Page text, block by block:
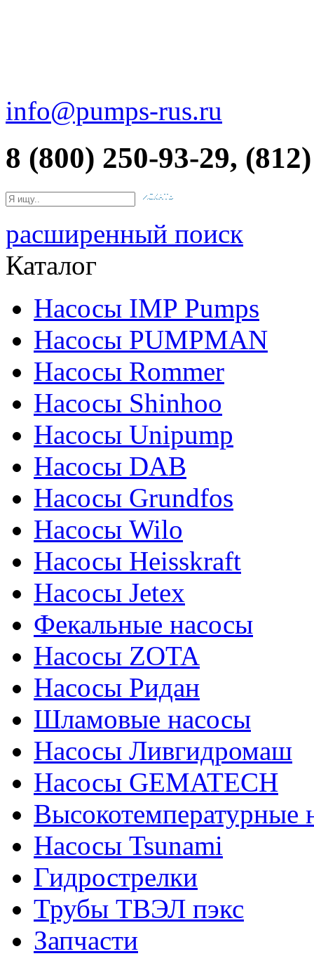
info@pumps-rus.ru
8 (800) 250-93-29,
расширенный поиск
Каталог
Насосы IMP Pumps
Насосы PUMPMAN
Насосы Rommer
Насосы Shinhoo
Насосы Unipump
Насосы DAB
Насосы Grundfos
Насосы Wilo
Насосы Heisskraft
Насосы Jetex
Фекальные насосы
Насосы ZOTA
Насосы Ридан
Шламовые насосы
Насосы Ливгидромаш
Насосы GEMATECH
Высокотемпературные
Насосы Tsunami
Гидрострелки
Трубы ТВЭЛ пэкс
Запчасти